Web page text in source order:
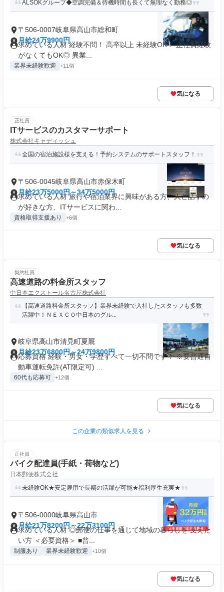
ALSOKグループ◆空調完備＆待機時間も長くて無理なく勤務◎
〒506-0007岐阜県高山市総和町
月給24万9900円
求めている人材 経験不問！ 高卒以上 未経験OK！ 正社員経験
がなくてもOK◎ 異業...
業界未経験歓迎 +11個
気になる
正社員
ITサービスのカスタマーサポート
株式会社キャディッシュ
全国の宿泊施設様を支える！予約システムのサポートスタッフ！
〒506-0045岐阜県高山市赤保木町
月給23万5000円～34万5000円
求めている人材 旅行や宿泊業界に興味がある方、人と話すの
が好きな方、ITサービスに関わ...
資格取得支援あり +6個
気になる
契約社員
高速道路の料金所スタッフ
中日本エクストール名古屋株式会社
【高速道路料金所スタッフ】業界未経験で入社したスタッフも多数
活躍中！ＮＥＸＣＯ中日本のグル...
岐阜県高山市清見町夏厩
月給23万6800円～24万9800円
応募資格 経験・男女・学歴すべて一切不問です！ ※要普通自
動車運転免許(AT限定可) ...
60代も応募可 +12個
気になる
この企業の類似求人を見る
正社員
バイク配達員(手紙・荷物など)
日本郵便株式会社
未経験OK★安定雇用で長期の活躍が可能★福利厚生充実★
〒506-0000岐阜県高山市
月給21万8200円～22万3100円
求めている人材 ◎郵便の仕事を通じて地域の暮らしを 支えた
い方 ＜必要資格＞ ■普...
制服あり 業界未経験歓迎 +10個
気になる